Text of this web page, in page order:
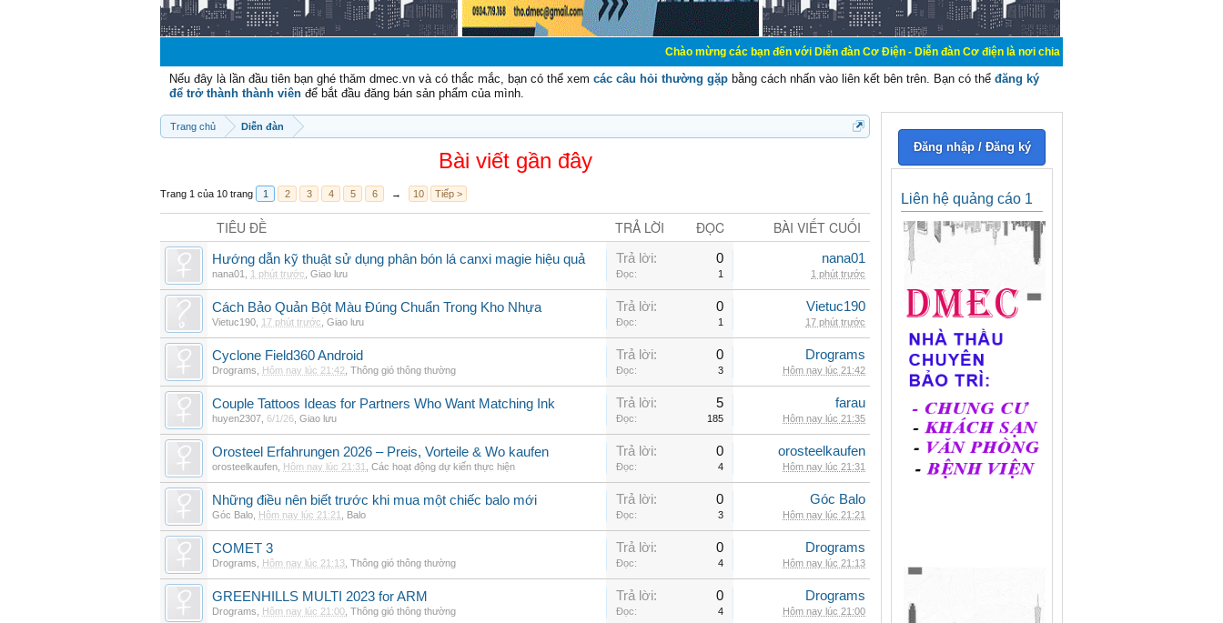
Chào mừng các bạn đến với Diễn đàn Cơ Điện - Diễn đàn Cơ điện là nơi chia sẽ kiến thức kinh nghiệm trong lãnh
Nếu đây là lần đầu tiên bạn ghé thăm dmec.vn và có thắc mắc, bạn có thể xem các câu hỏi thường gặp bằng cách nhấn vào liên kết bên trên. Bạn có thể đăng ký
để trở thành thành viên để bắt đầu đăng bán sản phẩm của mình.
Trang chủ Diễn đàn
Bài viết gần đây
Trang 1 của 10 trang 1 2 3 4 5 6 → 10 Tiếp >
TIÊU ĐỀ TRẢ LỜI ĐỌC BÀI VIẾT CUỐI
Hướng dẫn kỹ thuật sử dụng phân bón lá canxi magie hiệu quả
nana01 1 phút trước Giao lưu
Trả lời: 0
Đọc: 1
nana01
1 phút trước
Cách Bảo Quản Bột Màu Đúng Chuẩn Trong Kho Nhựa
Vietuc190 17 phút trước Giao lưu
Trả lời: 0
Đọc: 1
Vietuc190
17 phút trước
Cyclone Field360 Android
Drograms Hôm nay lúc 21:42 Thông gió thông thường
Trả lời: 0
Đọc: 3
Drograms
Hôm nay lúc 21:42
Couple Tattoos Ideas for Partners Who Want Matching Ink
huyen2307 6/1/26 Giao lưu
Trả lời: 5
Đọc: 185
farau
Hôm nay lúc 21:35
Orosteel Erfahrungen 2026 – Preis, Vorteile & Wo kaufen
orosteelkaufen Hôm nay lúc 21:31 Các hoạt động dự kiến thực hiện
Trả lời: 0
Đọc: 4
orosteelkaufen
Hôm nay lúc 21:31
Những điều nên biết trước khi mua một chiếc balo mới
Góc Balo Hôm nay lúc 21:21 Balo
Trả lời: 0
Đọc: 3
Góc Balo
Hôm nay lúc 21:21
COMET 3
Drograms Hôm nay lúc 21:13 Thông gió thông thường
Trả lời: 0
Đọc: 4
Drograms
Hôm nay lúc 21:13
GREENHILLS MULTI 2023 for ARM
Drograms Hôm nay lúc 21:00 Thông gió thông thường
Trả lời: 0
Đọc: 4
Drograms
Hôm nay lúc 21:00
Đăng nhập / Đăng ký
Liên hệ quảng cáo 1